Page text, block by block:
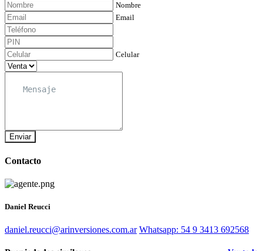
Nombre
Email
Celular
Enviar
Contacto
Daniel Reucci
daniel.reucci@arinversiones.com.ar Whatsapp: 54 9 3413 692568